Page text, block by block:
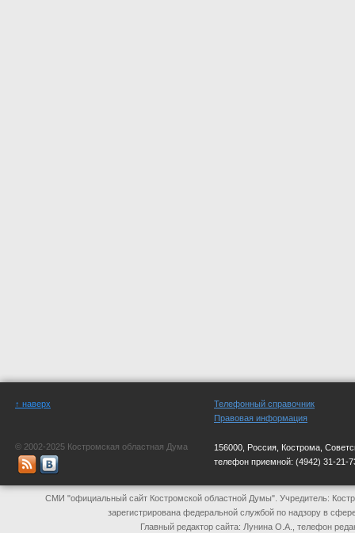
↑ наверх
© 2002-2025 Костромская областная Дума
Телефонный справочник
Правовая информация
156000, Россия, Кострома,
телефон приемной: (4942) 31-21-
СМИ "официальный сайт Костромской областной Думы". Учредитель:
зарегистрирована федеральной службой по надзору в
Главный редактор сайта: Лунина О.А., телефон